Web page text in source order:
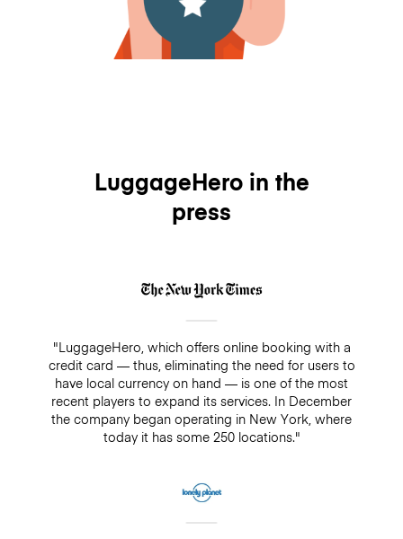
LuggageHero in the
press
"LuggageHero, which offers online booking with a
credit card — thus, eliminating the need for users to
have local currency on hand — is one of the most
recent players to expand its services. In December
the company began operating in New York, where
today it has some 250 locations."